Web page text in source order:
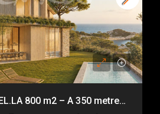
SA TUNA – PARCEL.LA 800 m2 – A 350 metres de la platja de Sa Tuna